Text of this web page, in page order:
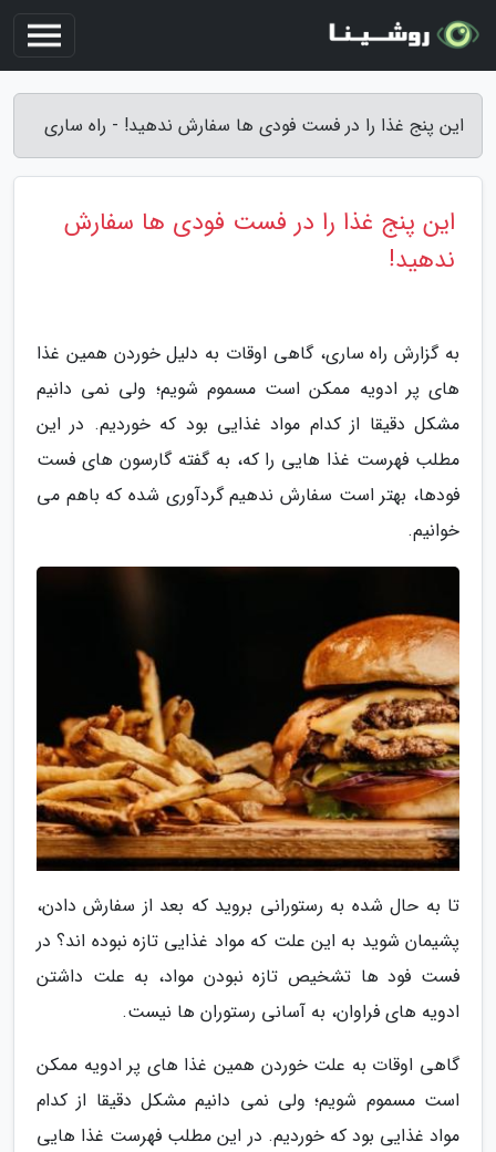
این پنج غذا را در فست فودی ها سفارش ندهید! - راه ساری
این پنج غذا را در فست فودی ها سفارش
ندهید!
به گزارش راه ساری، گاهی اوقات به دلیل خوردن همین غذا
های پر ادویه ممکن است مسموم شویم؛ ولی نمی دانیم
مشکل دقیقا از کدام مواد غذایی بود که خوردیم. در این
مطلب فهرست غذا هایی را که، به گفته گارسون های فست
فودها، بهتر است سفارش ندهیم گردآوری شده که باهم می
خوانیم.
تا به حال شده به رستورانی بروید که بعد از سفارش دادن،
پشیمان شوید به این علت که مواد غذایی تازه نبوده اند؟ در
فست فود ها تشخیص تازه نبودن مواد، به علت داشتن
ادویه های فراوان، به آسانی رستوران ها نیست.
گاهی اوقات به علت خوردن همین غذا های پر ادویه ممکن
است مسموم شویم؛ ولی نمی دانیم مشکل دقیقا از کدام
مواد غذایی بود که خوردیم. در این مطلب فهرست غذا هایی